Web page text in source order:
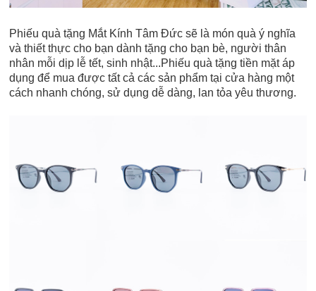
Phiếu quà tặng Mắt Kính Tâm Đức sẽ là món quà ý nghĩa
và thiết thực cho bạn dành tặng cho bạn bè, người thân
nhân mỗi dịp lễ tết, sinh nhật...Phiếu quà tặng tiền mặt áp
dụng để mua được tất cả các sản phẩm tại cửa hàng một
cách nhanh chóng, sử dụng dễ dàng, lan tỏa yêu thương.